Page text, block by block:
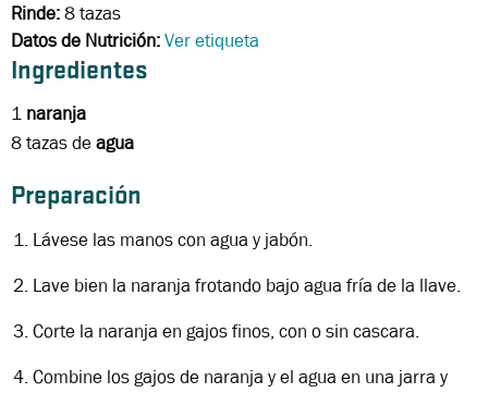
Rinde:8 tazas
Datos de Nutrición:Ver etiqueta
Ingredientes
1 naranja
8 tazas deagua
Preparación
Lávese las manos con agua y jabón.
Lave bien la naranja frotando bajo agua fría de la llave.
Corte la naranja en gajos finos, con o sin cascara.
Combine los gajos de naranja y el agua en una jarra y